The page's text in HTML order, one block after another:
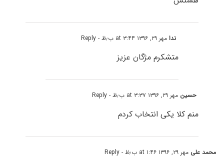
ندامهر ۲۹, ۱۳۹۶ at ۳:۴۴ ب٫ظ - Reply
متشکرم مژگان عزیز
حسین مهر ۲۹, ۱۳۹۶ at ۳:۳۷ ب٫ظ - Reply
منم کلا یکی انتخاب کردم
محمد علی مهر ۲۹, ۱۳۹۶ at ۱:۴۶ ب٫ظ - Reply